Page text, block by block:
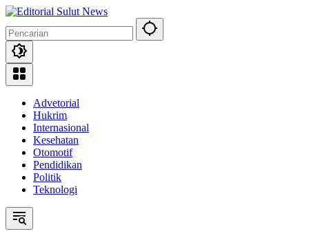
Langsung
konten
Advetorial
Hukrim
Internasional
Kesehatan
Otomotif
Pendidikan
Politik
Teknologi